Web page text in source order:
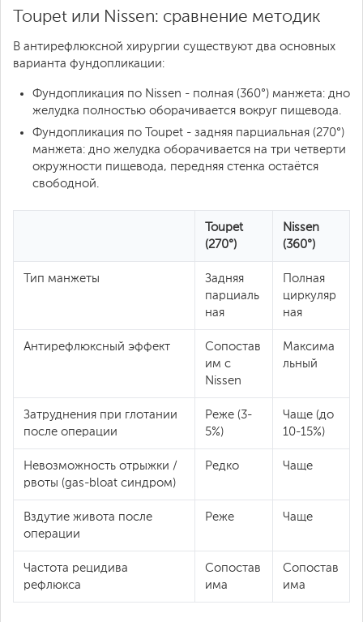
Toupet или Nissen: сравнение методик
В антирефлюксной хирургии существуют два основных
варианта фундопликации:
Фундопликация по Nissen - полная (360°) манжета: дно
желудка полностью оборачивается вокруг пищевода.
Фундопликация по Toupet - задняя парциальная (270°)
манжета: дно желудка оборачивается на три четверти
окружности пищевода, передняя стенка остаётся
свободной.
Toupet
(270°)
Nissen
(360°)
Тип манжеты
Задняя
парциаль
ная
Полная
циркуляр
ная
Антирефлюксный эффект
Сопостав
им с
Nissen
Максима
льный
Затруднения при глотании
после операции
Реже (3-
5%)
Чаще (до
10-15%)
Невозможность отрыжки /
рвоты (gas-bloat синдром)
Редко Чаще
Вздутие живота после
операции
Реже Чаще
Частота рецидива
рефлюкса
Сопостав
има
Сопостав
има